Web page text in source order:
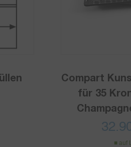
Compart
für 35
schwarz
auf